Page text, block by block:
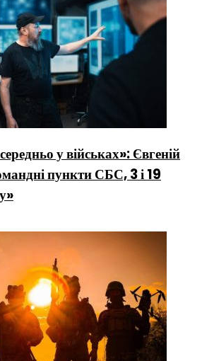
у військах»: Євгеній
пункти СБС, 3 і 19